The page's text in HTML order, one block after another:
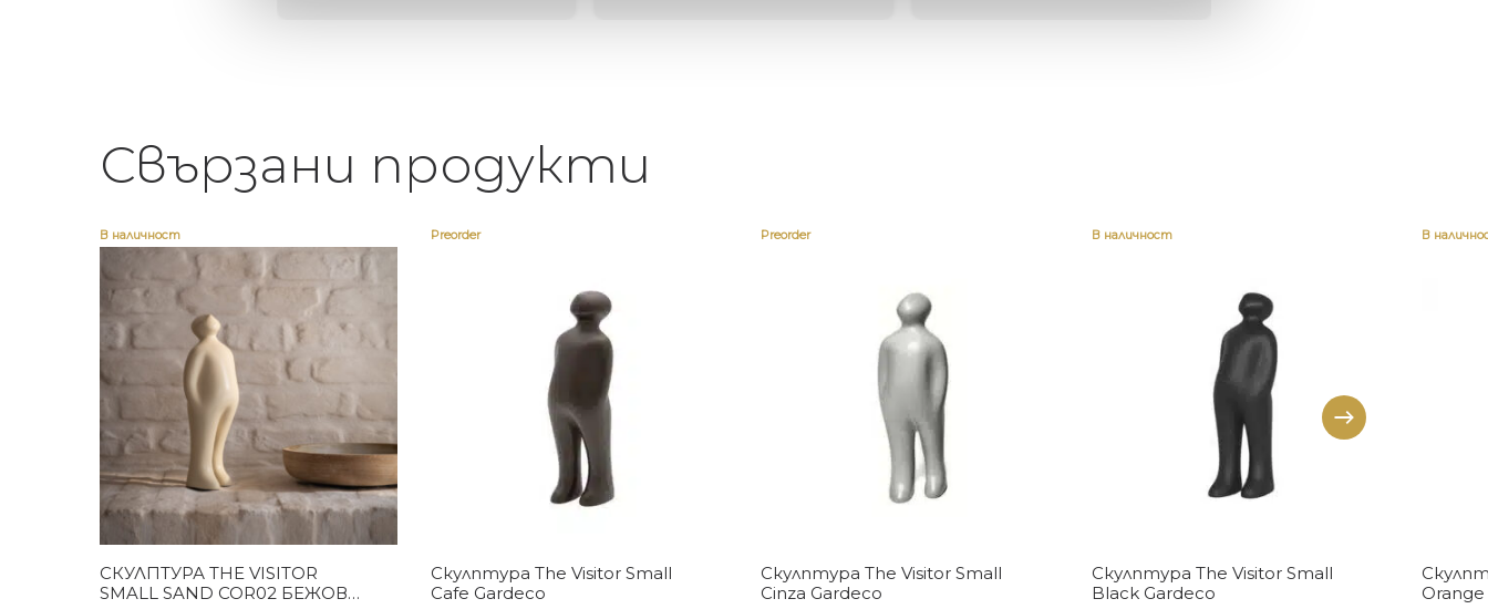
Свързани продукти
В наличност
Купи
СКУЛПТУРА THE VISITOR
SMALL SAND COR02 БЕЖОВО
Preorder
Купи
Скулптура The Visitor Small
Cafe Gardeco
Preorder
Купи
Скулптура The Visitor Small
Cinza Gardeco
В наличност
Купи
Скулптура The Visitor Small
Black Gardeco
В